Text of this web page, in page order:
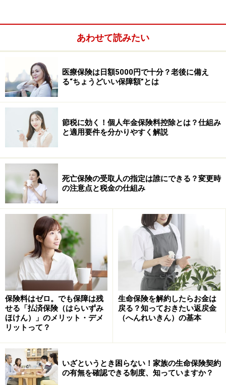
借りる場合の利率は、各生命保険会社が保険商品や加入
時期ごとに定めています。例をあげると、ある保険会社
では保険商品ごとに1.20％～4.00％まで7つの利率を設定
しています。基本的には加入している保険の予定利率に
連動している為、バブル期に加入した保険等は利率が高
く、低金利時代に加入した保険等は例にあげたような金
利水準になっています。金融情勢の変化等によって変更
する場合もあるので、保険会社に事前に確認しておくと
良いです。
■返済時期
由です。全額返済も分割返済も可能です。ただし、当然
ですが貸付金には利息がつき、返済額は徐々に大きくな
っていくので、一時的な利用にしておくのが無難です。
あわせて読みたい
医療保険は日額5000円で十分？老後に備え
る“ちょうどいい保障額”とは
節税に効く！個人年金保険料控除とは？仕組み
と適用要件を分かりやすく解説
死亡保険の受取人の指定は誰にできる？変更時
の注意点と税金の仕組み
保険料はゼロ。でも保障は残
せる「払済保険（はらいずみ
ほけん）」のメリット・デメ
リットって？
生命保険を解約したらお金は
戻る？知っておきたい返戻金
（へんれいきん）の基本
いざというとき困らない！家族の生命保険契約
の有無を確認できる制度、知っていますか？